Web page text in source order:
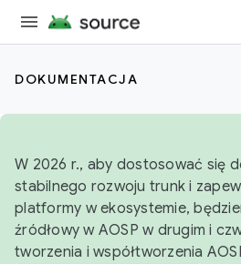
DOKUMENTACJA
W 2026 r., aby dostosować się
stabilnego rozwoju trunk i
platformy w ekosystemie,
źródłowy w AOSP w drugim i
tworzenia i współtworzenia